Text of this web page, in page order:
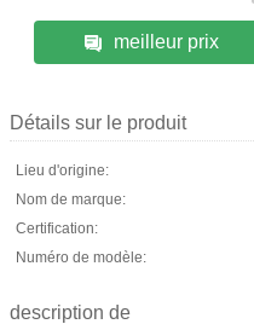
meilleur prix
Détails sur le produit
Lieu d'origine:
Nom de marque:
Certification:
Numéro de modèle:
description de